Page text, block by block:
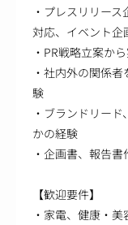
・プレスリリー
対応、イベント企
・PR戦略立案か
・社内外の関係
験
・ブランドリー
かの経験
・企画書、報告書
【歓迎要件】
・家電、健康・